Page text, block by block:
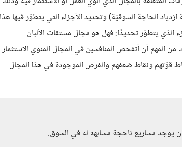
الحاجة السوقيّة) وتحديد الأجزاء التي يتطوّر فيها هذا
الذي يتطوّر تحديدًا: فهل هو مجال مشتقات الألبان
من المهم أن أتفحص المنافسين في المجال المنوي الاستثمار
قوّتهم ونقاط ضعفهم والفرص الموجودة في هذا المجال
يوجد مشاريع ناحجة مشابهه له في السوق.